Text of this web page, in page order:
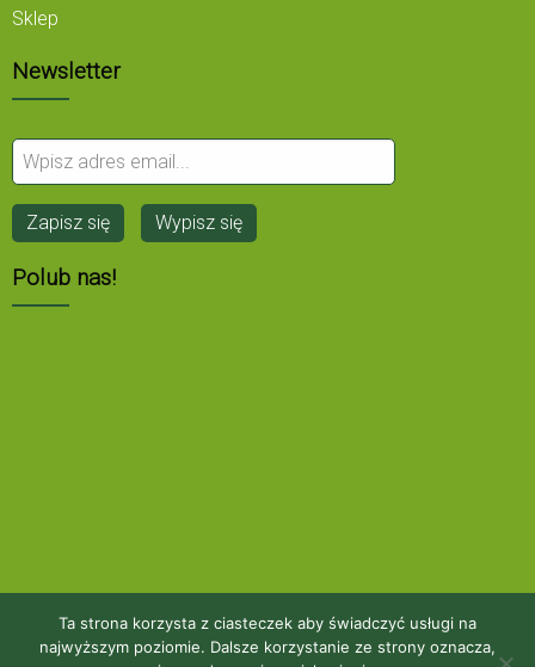
Sklep
Newsletter
Polub nas!
Ta strona korzysta z ciasteczek aby świadczyć usługi na
najwyższym poziomie. Dalsze korzystanie ze strony oznacza,